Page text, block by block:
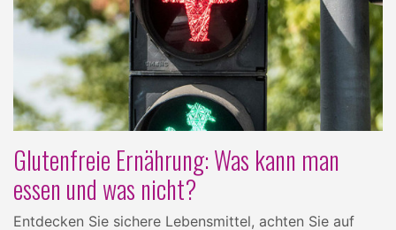
Glutenfreie Ernährung: Was kann man
essen und was nicht?
Entdecken Sie sichere Lebensmittel, achten Sie auf